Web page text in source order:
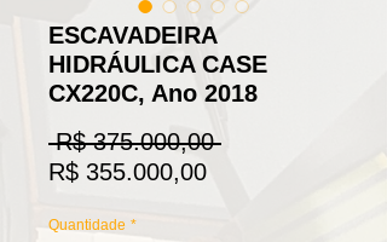
ESCAVADEIRA
HIDRÁULICA CASE
CX220C, Ano 2018
R$ 375.000,00 Preço
R$ 355.000,00Preço
Quantidade *